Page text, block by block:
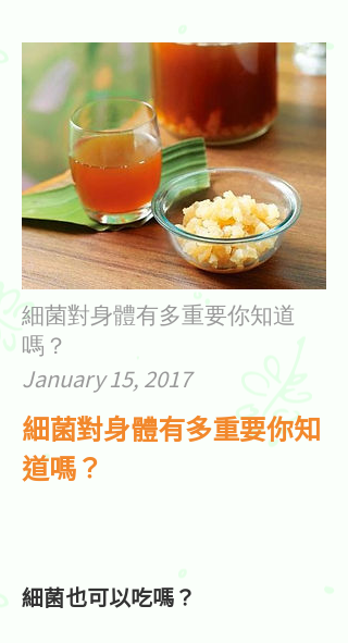
細菌對身體有多重要你知道
嗎？
January 15, 2017
細菌對身體有多重要你知
道嗎？
細菌也可以吃嗎？